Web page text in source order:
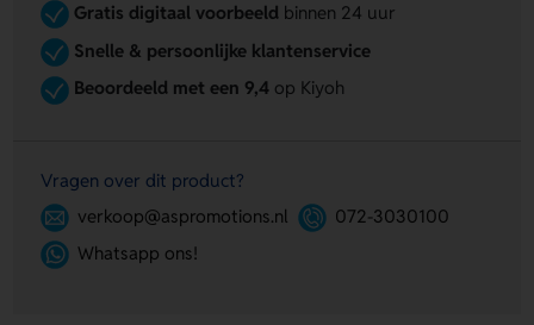
Gratis digitaal voorbeeld binnen 24 uur
Snelle & persoonlijke klantenservice
Beoordeeld met een 9,4op Kiyoh
Vragen over dit product?
verkoop@aspromotions.nl
072-3030100
Whatsapp ons!